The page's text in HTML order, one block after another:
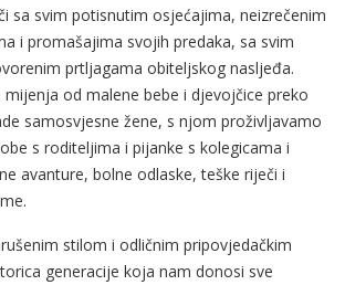
sa svim potisnutim osjećajima, neizrečenim
i promašajima svojih predaka, sa svim
prtljagama obiteljskog nasljeđa.
od malene bebe i djevojčice preko
samosvjesne žene, s njom proživljavamo
s roditeljima i pijanke s kolegicama i
avanture, bolne odlaske, teške riječi i
stilom i odličnim pripovjedačkim
generacije koja nam donosi sve